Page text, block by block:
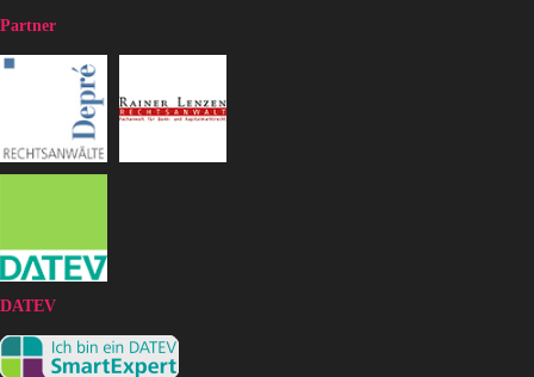
Partner
DATEV